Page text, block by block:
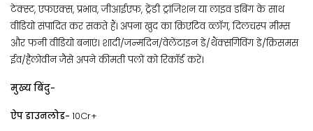
टेक्स्ट, एफएक्स, प्रभाव, जीआईएफ, ट्रेंडी ट्रांजिशन या लाइव डबिंग के साथ
वीडियो संपादित कर सकते हैं। अपना खुद का क्रिएटिव व्लॉग, दिलचस्प मीम्स
और फनी वीडियो बनाएं। शादी/जन्मदिन/वेलेंटाइन डे/थैंक्सगिविंग डे/क्रिसमस
ईव/हैलोवीन जैसे अपने कीमती पलों को रिकॉर्ड करें।
मुख्य बिंदु-
ऐप डाउनलोड- 10Cr+